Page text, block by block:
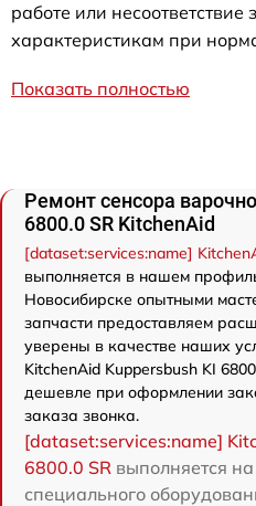
работе или
характеристикам при
Показать полностью
Ремонт сенсора
6800.0 SR KitchenAid
[dataset:services:name]
выполняется в нашем
Новосибирске опытными
запчасти предоставляем
уверены в качестве наших
KitchenAid Kuppersbush KI
дешевле при оформлении
заказа звонка.
[dataset:services:name]
6800.0 SR выполняется
специального